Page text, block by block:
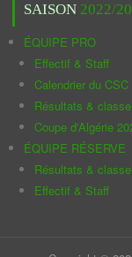
SAISON 2022/
ÉQUIPE PRO
Effectif & Staff
Calendrier du CSC
Résultats &
Coupe d'Algérie
ÉQUIPE RÉSERVE
Résultats &
Effectif & Staff